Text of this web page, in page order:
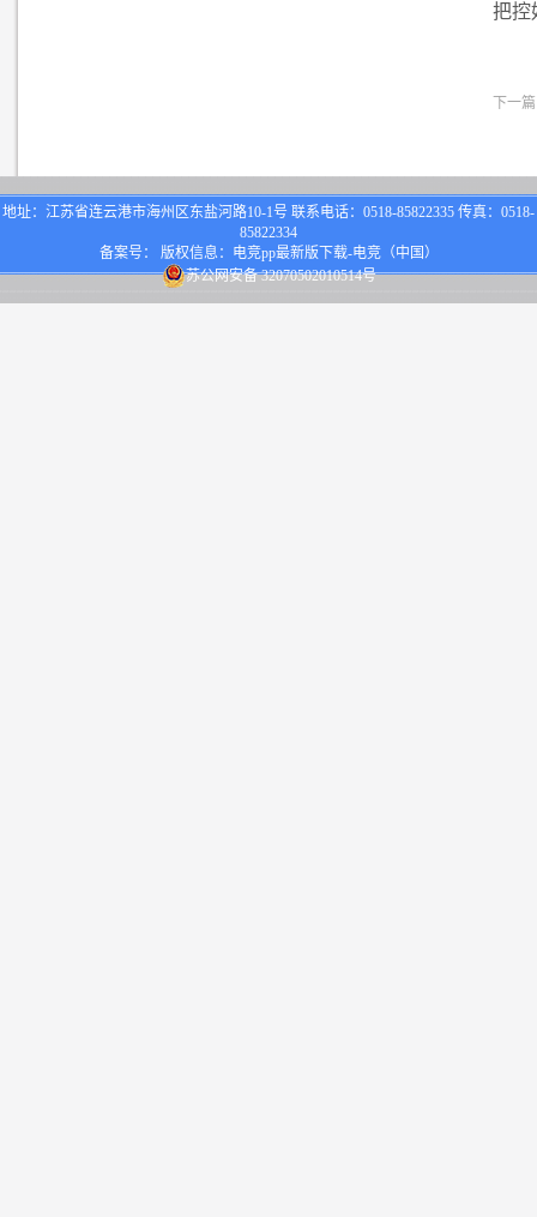
把控
下一
地址：江苏省连云港市海州区东盐河路10-1号 联系电话：0518-85822335 传真：0518-
85822334
备案号： 版权信息：电竞pp最新版下载-电竞（中国）
苏公网安备 32070502010514号